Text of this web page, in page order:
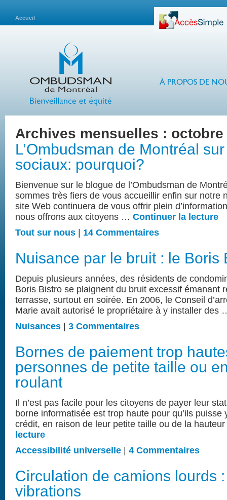
Accueil
À PROPOS DE
Archives mensuelles : octobre
L’Ombudsman de Montréal
sociaux: pourquoi?
Bienvenue sur le blogue de l’Ombudsman de
sommes très fiers de vous accueillir enfin sur notre
site Web continuera de vous offrir plein
nous offrons aux citoyens … Continuer la lecture
Tout sur nous
14 Commentaires
Nuisance par le bruit : le Boris
Depuis plusieurs années, des résidents de
Boris Bistro se plaignent du bruit excessif émanant
terrasse, surtout en soirée. En 2006, le Conseil
Marie avait autorisé le propriétaire à y installer des
Nuisances
3 Commentaires
Bornes de paiement trop
personnes de petite taille ou
roulant
Il n’est pas facile pour les citoyens de payer leur
borne informatisée est trop haute pour qu’ils puisse
crédit, en raison de leur petite taille ou de la
lecture
Accessibilité universelle
4 Commentaires
Circulation de camions lourds
vibrations